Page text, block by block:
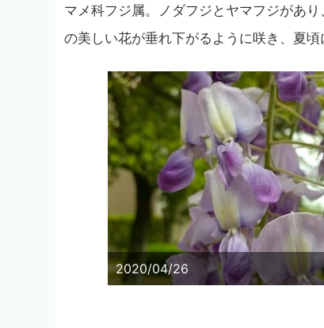
マメ科フジ属。ノダフジとヤマフジがあ
の美しい花が垂れ下がるように咲き、夏
2020/04/26